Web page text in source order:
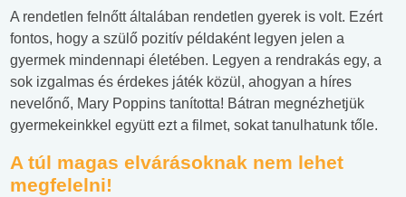
A rendetlen felnőtt általában rendetlen gyerek is volt. Ezért
fontos, hogy a szülő pozitív példaként legyen jelen a
gyermek mindennapi életében. Legyen a rendrakás egy, a
sok izgalmas és érdekes játék közül, ahogyan a híres
nevelőnő, Mary Poppins tanította! Bátran megnézhetjük
gyermekeinkkel együtt ezt a filmet, sokat tanulhatunk tőle.
A túl magas elvárásoknak nem lehet
megfelelni!